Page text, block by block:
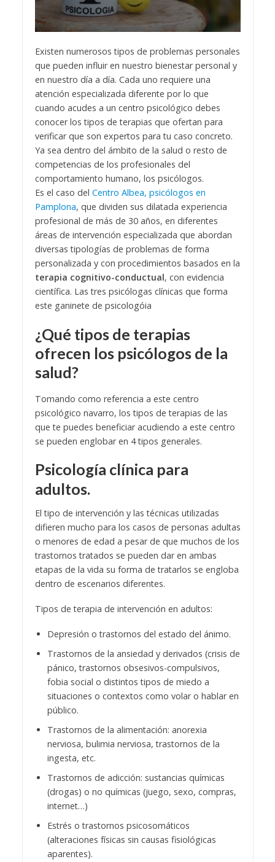
Existen numerosos tipos de problemas personales
que pueden influir en nuestro bienestar personal y
en nuestro día a día. Cada uno requiere una
atención especializada diferente por lo que
cuando acudes a un centro psicológico debes
conocer los tipos de terapias que ofertan para
verificar que son expertos para tu caso concreto.
Ya sea dentro del ámbito de la salud o resto de
competencias de los profesionales del
comportamiento humano, los psicólogos.
Es el caso del Centro Albea, psicólogos en
Pamplona, que dividen sus dilatada experiencia
profesional de más de 30 años, en diferentes
áreas de intervención especializada que abordan
diversas tipologías de problemas de forma
personalizada y con procedimientos basados en la
terapia cognitivo-conductual, con evidencia
científica. Las tres psicólogas clínicas que forma
este ganinete de psicologóia
¿Qué tipos de terapias
ofrecen los psicólogos de la
salud?
Tomando como referencia a este centro
psicológico navarro, los tipos de terapias de las
que te puedes beneficiar acudiendo a este centro
se pueden englobar en 4 tipos generales.
Psicología clínica para
adultos.
El tipo de intervención y las técnicas utilizadas
difieren mucho para los casos de personas adultas
o menores de edad a pesar de que muchos de los
trastornos tratados se pueden dar en ambas
etapas de la vida su forma de tratarlos se engloba
dentro de escenarios diferentes.
Tipos de terapia de intervención en adultos:
Depresión o trastornos del estado del ánimo.
Trastornos de la ansiedad y derivados (crisis de
pánico, trastornos obsesivos-compulsivos,
fobia social o distintos tipos de miedo a
situaciones o contextos como volar o hablar en
público.
Trastornos de la alimentación: anorexia
nerviosa, bulimia nerviosa, trastornos de la
ingesta, etc.
Trastornos de adicción: sustancias químicas
(drogas) o no químicas (juego, sexo, compras,
internet…)
Estrés o trastornos psicosomáticos
(alteraciones físicas sin causas fisiológicas
aparentes).